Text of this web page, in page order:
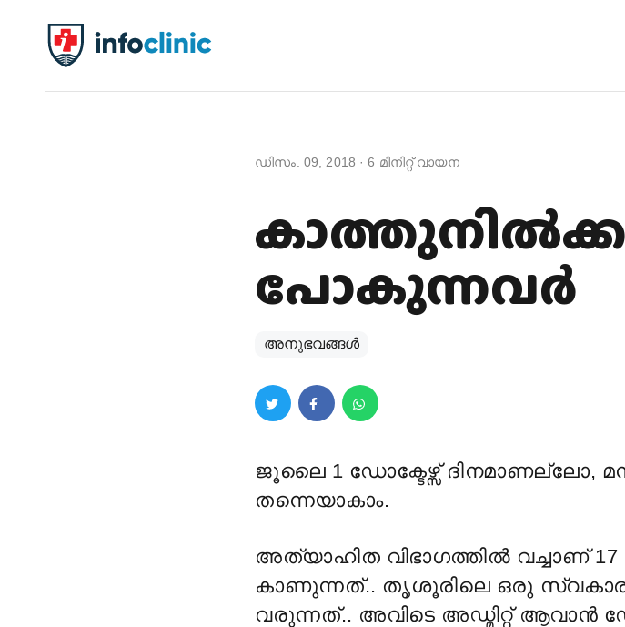
ഡിസം. 09, 2018 ·6 മിനിറ്റ് വായന
പോകുന്നവർ
അനുഭവങ്ങൾ
ജൂലൈ 1 ഡോക്ടേഴ്സ് ദിനമാണല്ലോ,
തന്നെയാകാം.
അത്യാഹിത വിഭാഗത്തിൽ
കാണുന്നത്.. തൃശൂരിലെ ഒരു
വരുന്നത്.. അവിടെ അഡ്മിറ്റ് ആവാൻ